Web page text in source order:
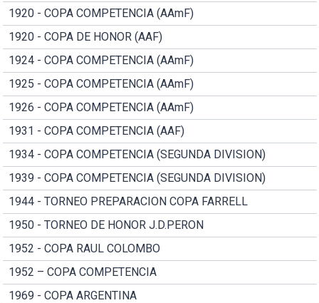
1920 - COPA COMPETENCIA (AAmF)
1920 - COPA DE HONOR (AAF)
1924 - COPA COMPETENCIA (AAmF)
1925 - COPA COMPETENCIA (AAmF)
1926 - COPA COMPETENCIA (AAmF)
1931 - COPA COMPETENCIA (AAF)
1934 - COPA COMPETENCIA (SEGUNDA DIVISION)
1939 - COPA COMPETENCIA (SEGUNDA DIVISION)
1944 - TORNEO PREPARACION COPA FARRELL
1950 - TORNEO DE HONOR J.D.PERON
1952 - COPA RAUL COLOMBO
1952 – COPA COMPETENCIA
1969 - COPA ARGENTINA